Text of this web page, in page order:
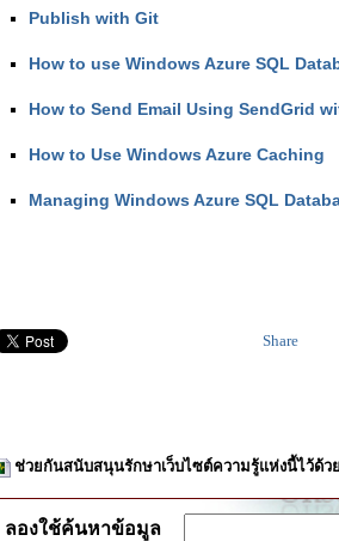
Publish with Git
How to use Windows Azure SQL
How to Send Email Using SendGrid
How to Use Windows Azure Caching
Managing Windows Azure SQL
Share
ช่วยกันสนับสนุนรักษาเว็บไซต์ความรู้แห่งนี้ไว้ด้
ลองใช้ค้นหาข้อมูล